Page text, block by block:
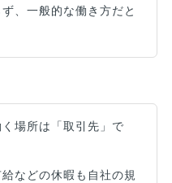
、一般的な働き方だと
場所は「取引先」で
などの休暇も自社の規